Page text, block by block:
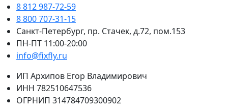
8 812 987-72-59
8 800 707-31-15
Санкт-Петербург, пр. Стачек, д.72, пом.153
ПН-ПТ 11:00-20:00
info@fixfly.ru
ИП Архипов Егор Владимирович
ИНН 782510647536
ОГРНИП 314784709300902